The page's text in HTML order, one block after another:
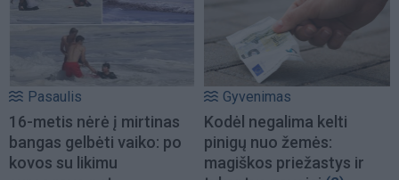
Pasaulis
16-metis nėrė į mirtinas
bangas gelbėti vaiko: po
kovos su likimu
Gyvenimas
Kodėl negalima kelti
pinigų nuo žemės:
magiškos priežastys ir